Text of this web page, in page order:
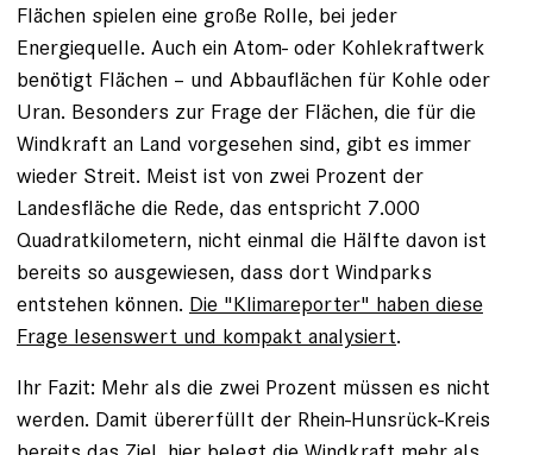
Flächen spielen eine große Rolle, bei jeder
Energiequelle. Auch ein Atom- oder Kohlekraftwerk
benötigt Flächen – und Abbauflächen für Kohle oder
Uran. Besonders zur Frage der Flächen, die für die
Windkraft an Land vorgesehen sind, gibt es immer
wieder Streit. Meist ist von zwei Prozent der
Landesfläche die Rede, das entspricht 7.000
Quadratkilometern, nicht einmal die Hälfte davon ist
bereits so ausgewiesen, dass dort Windparks
entstehen können. Die "Klimareporter" haben diese
Frage lesenswert und kompakt analysiert.
Ihr Fazit: Mehr als die zwei Prozent müssen es nicht
werden. Damit übererfüllt der Rhein-Hunsrück-Kreis